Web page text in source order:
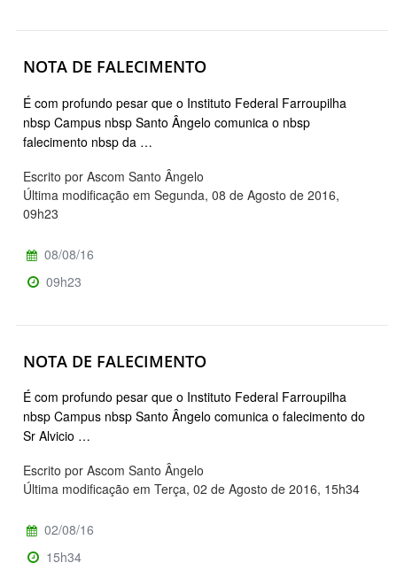
NOTA DE FALECIMENTO
É com profundo pesar que o Instituto Federal Farroupilha
nbsp Campus nbsp Santo Ângelo comunica o nbsp
falecimento nbsp da …
Escrito por Ascom Santo Ângelo
Última modificação em Segunda, 08 de Agosto de 2016,
09h23
08/08/16
09h23
NOTA DE FALECIMENTO
É com profundo pesar que o Instituto Federal Farroupilha
nbsp Campus nbsp Santo Ângelo comunica o falecimento do
Sr Alvicio …
Escrito por Ascom Santo Ângelo
Última modificação em Terça, 02 de Agosto de 2016, 15h34
02/08/16
15h34